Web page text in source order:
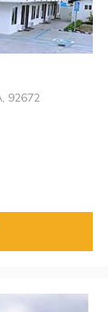
92672